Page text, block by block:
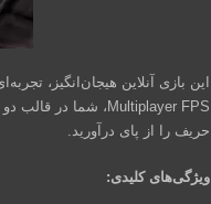
حریف را از پای درآورید.
ویژگی‌های کلیدی: